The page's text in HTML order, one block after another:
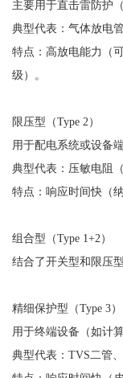
主要用于直击雷防护
典型代表：气体放电
特点：高放电能力（
级）。
限压型（Type 2）
用于配电系统或设备
典型代表：压敏电阻（
特点：响应时间快（
组合型（Type 1+2）
结合了开关型和限压
精细保护型（Type 3）
用于终端设备（如计
典型代表： TVS二管